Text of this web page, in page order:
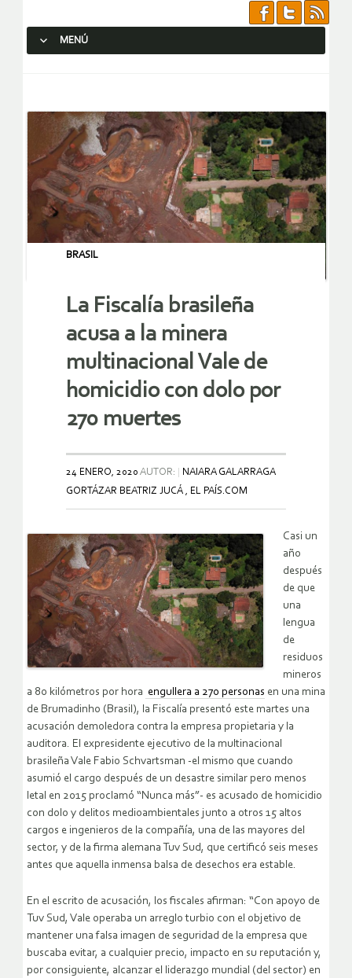
MENÚ
BRASIL
La Fiscalía brasileña
acusa a la minera
multinacional Vale de
homicidio con dolo por
270 muertes
24 ENERO, 2020 AUTOR:
NAIARA GALARRAGA
GORTÁZAR BEATRIZ JUCÁ , EL PAÍS.COM
Casi un
año
después
de que
una
lengua
de
residuos
mineros
a 80 kilómetros por hora engullera a 270 personas en una mina
de Brumadinho (Brasil), la Fiscalía presentó este martes una
acusación demoledora contra la empresa propietaria y la
auditora. El expresidente ejecutivo de la multinacional
brasileña Vale Fabio Schvartsman -el mismo que cuando
asumió el cargo después de un desastre similar pero menos
letal en 2015 proclamó “Nunca más”- es acusado de homicidio
con dolo y delitos medioambientales junto a otros 15 altos
cargos e ingenieros de la compañía, una de las mayores del
sector, y de la firma alemana Tuv Sud, que certificó seis meses
antes que aquella inmensa balsa de desechos era estable.
En el escrito de acusación, los fiscales afirman: “Con apoyo de
Tuv Sud, Vale operaba un arreglo turbio con el objetivo de
mantener una falsa imagen de seguridad de la empresa que
buscaba evitar, a cualquier precio, impacto en su reputación y,
por consiguiente, alcanzar el liderazgo mundial (del sector) en